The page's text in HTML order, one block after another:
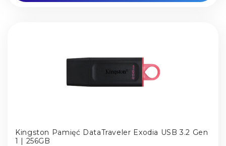
Kingston Pamięć DataTraveler Exodia USB 3.2 Gen
1 | 256GB